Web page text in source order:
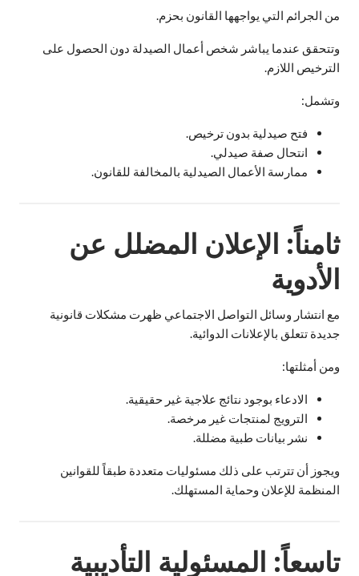
من الجرائم التي يواجهها القانون بحزم.
وتتحقق عندما يباشر شخص أعمال الصيدلة دون الحصول على
الترخيص اللازم.
وتشمل:
فتح صيدلية بدون ترخيص.
انتحال صفة صيدلي.
ممارسة الأعمال الصيدلية بالمخالفة للقانون.
ثامناً: الإعلان المضلل عن
الأدوية
مع انتشار وسائل التواصل الاجتماعي ظهرت مشكلات قانونية
جديدة تتعلق بالإعلانات الدوائية.
ومن أمثلتها:
الادعاء بوجود نتائج علاجية غير حقيقية.
الترويج لمنتجات غير مرخصة.
نشر بيانات طبية مضللة.
ويجوز أن تترتب على ذلك مسئوليات متعددة طبقاً للقوانين
المنظمة للإعلان وحماية المستهلك.
تاسعاً: المسئولية التأديبية